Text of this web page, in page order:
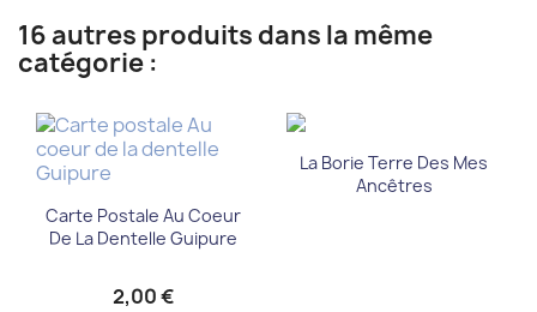
16 autres produits dans la même
catégorie :
Carte Postale Au Coeur
De La Dentelle Guipure
2,00 €
La Borie Terre Des Mes
Ancêtres